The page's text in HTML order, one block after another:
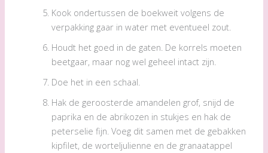
Kook ondertussen de boekweit volgens de
verpakking gaar in water met eventueel zout.
Houdt het goed in de gaten. De korrels moeten
beetgaar, maar nog wel geheel intact zijn.
Doe het in een schaal.
Hak de geroosterde amandelen grof, snijd de
paprika en de abrikozen in stukjes en hak de
peterselie fijn. Voeg dit samen met de gebakken
kipfilet, de worteljulienne en de granaatappel